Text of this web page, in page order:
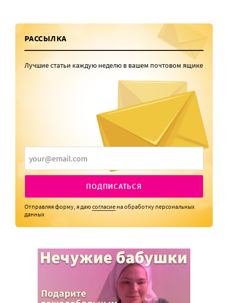
РАССЫЛКА
Лучшие статьи каждую неделю в вашем почтовом ящике
ПОДПИСАТЬСЯ
Отправляя форму, я даюсогласие на обработку персональных
данных